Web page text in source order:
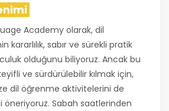
Academy olarak, dil
kararlılık, sabır ve sürekli pratik
olduğunu biliyoruz. Ancak bu
ve sürdürülebilir kılmak için,
dil öğrenme aktivitelerini de
Sabah saatlerinden